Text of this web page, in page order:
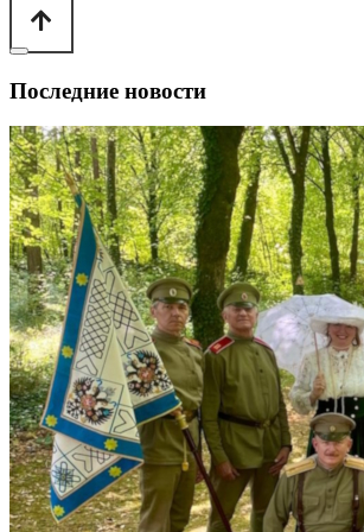
Последние новости